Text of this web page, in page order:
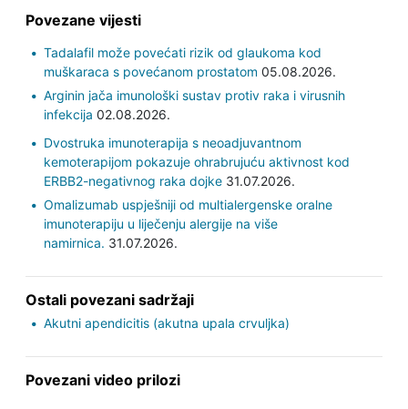
Povezane vijesti
Tadalafil može povećati rizik od glaukoma kod
muškaraca s povećanom prostatom 05.08.2026.
Arginin jača imunološki sustav protiv raka i virusnih
infekcija 02.08.2026.
Dvostruka imunoterapija s neoadjuvantnom
kemoterapijom pokazuje ohrabrujuću aktivnost kod
ERBB2-negativnog raka dojke31.07.2026.
Omalizumab uspješniji od multialergenske oralne
imunoterapiju u liječenju alergije na više
namirnica. 31.07.2026.
Ostali povezani sadržaji
Akutni apendicitis (akutna upala crvuljka)
Povezani video prilozi